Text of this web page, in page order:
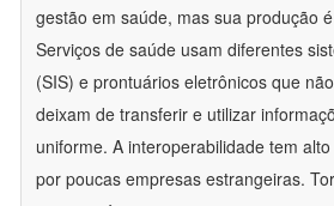
gestão em saúde, mas sua produção
Serviços de saúde usam diferentes
(SIS) e prontuários eletrônicos que
deixam de transferir e utilizar
uniforme. A interoperabilidade tem
por poucas empresas estrangeiras.